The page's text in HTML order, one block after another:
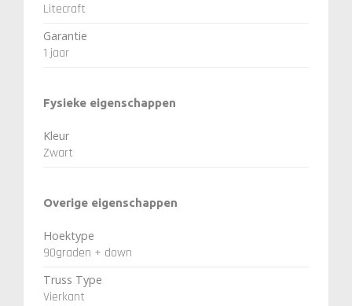
Litecraft
Garantie
1 jaar
Fysieke eigenschappen
Kleur
Zwart
Overige eigenschappen
Hoektype
90graden + down
Truss Type
Vierkant